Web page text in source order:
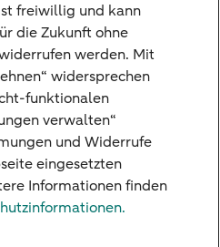
Hinweise
ABN AMRO Bank N.V.
„Bethmann
Angebot noch eine
zum Kauf oder
noch eine
Transaktion dar,
der Information
an den sich diese
Kunde im Sinne des §
freiwillig und kann
die Zukunft ohne
werden. Mit
widersprechen
funktionalen
verwalten“
und Widerrufe
eingesetzten
Informationen finden